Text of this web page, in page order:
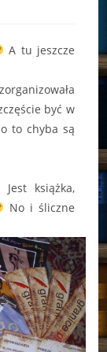
A tu jeszcze
być w
to chyba są
Jest książka,
No i śliczne